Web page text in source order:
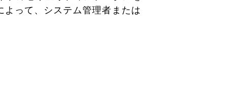
って、システム管理者または